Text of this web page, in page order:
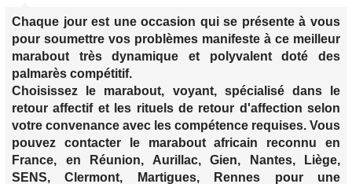
Chaque jour est une occasion qui se présente à vous
pour soumettre vos problèmes manifeste à ce meilleur
marabout très dynamique et polyvalent doté des
palmarès compétitif.
Choisissez le marabout, voyant, spécialisé dans le
retour affectif et les rituels de retour d'affection selon
votre convenance avec les compétence requises. Vous
pouvez contacter le marabout africain reconnu en
France, en Réunion, Aurillac, Gien, Nantes, Liège,
SENS, Clermont, Martigues, Rennes pour une